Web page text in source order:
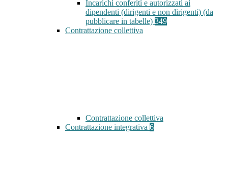
Incarichi conferiti e autorizzati ai
dipendenti (dirigenti e non dirigenti) (da
pubblicare in tabelle) 349
Contrattazione collettiva
Contrattazione collettiva
Contrattazione integrativa 6